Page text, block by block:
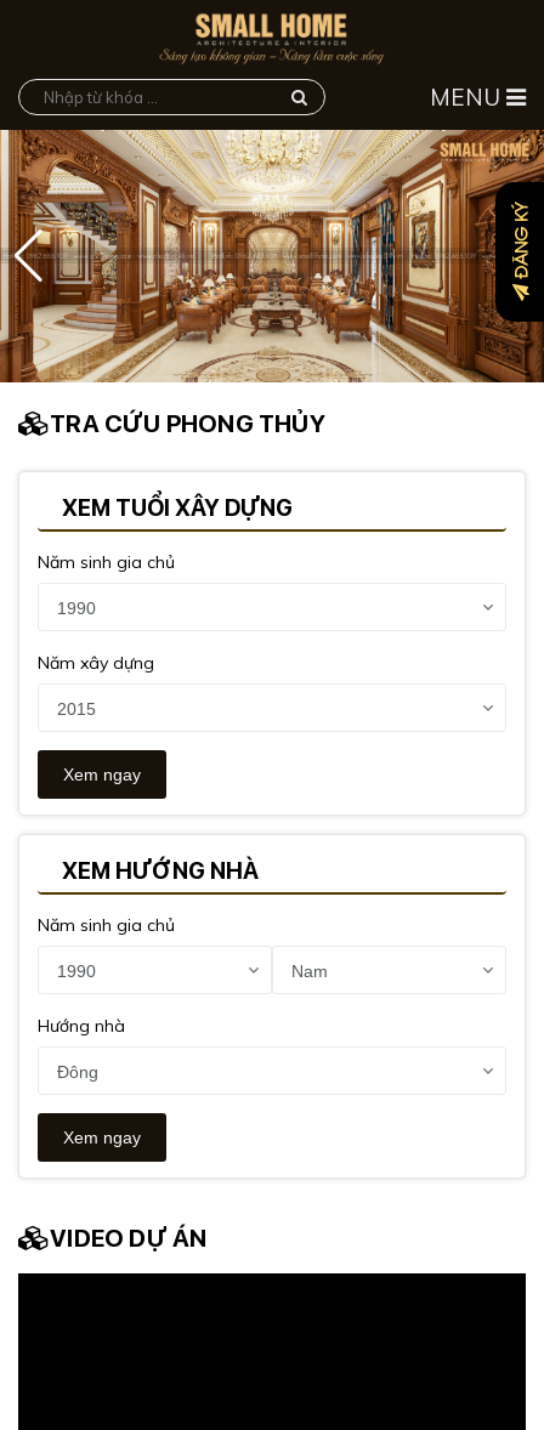
MENU
TRA CỨU PHONG THỦY
XEM TUỔI XÂY DỰNG
Năm sinh gia chủ
Năm xây dựng
XEM HƯỚNG NHÀ
Năm sinh gia chủ
Hướng nhà
VIDEO DỰ ÁN
ĐĂNG KÝ